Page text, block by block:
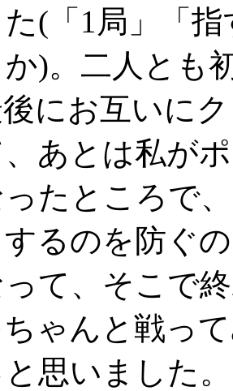
た(「1局」「
か)。二人とも
にお互いに
あとは私が
たところで
るのを防ぐ
って、そこで
ゃんと戦っ
思いました。